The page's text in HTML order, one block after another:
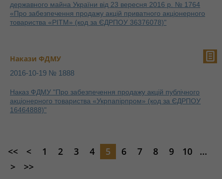
державного майна України від 23 вересня 2016 р. № 1764
«Про забезпечення продажу акцій приватного акціонерного
товариства «РІТМ» (код за ЄДРПОУ 36376078)"
Накази ФДМУ
2016-10-19 № 1888
Наказ ФДМУ "Про забезпечення продажу акцій публічного
акціонерного товариства «Укрпапірпром» (код за ЄДРПОУ
16464888)"
<< < 1 2 3 4 5 6 7 8 9 10
...
>
>>